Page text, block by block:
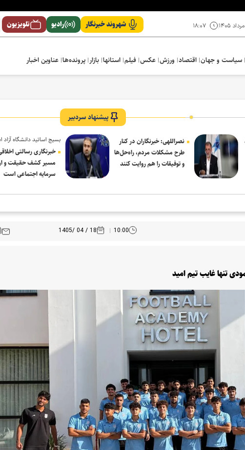
۱۸:۰۷ شهروند خبرنگار رادیو تلویزیون
سیاست و جهان اقتصاد ورزش عکس فیلم استانها بازار پرونده‌ها عناوین اخبار
پیشنهاد سردبیر
نصراللهی: خبرنگاران در کنار
طرح مشکلات مردم، راه‌حل‌ها
و توفیقات را هم روایت کنند
بسیج اساتید دانشگاه آزاد
در پیام روز خبرنگار:
خبرنگاری رسالتی
مسیر کشف حقیقت و
سرمایه اجتماعی است
10:00
18 / 04 /1405
تنها غایب تیم امید